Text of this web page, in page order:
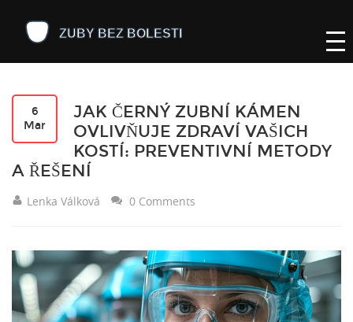
6
Mar
JAK ČERNÝ ZUBNÍ KÁMEN
OVLIVŇUJE ZDRAVÍ VAŠICH
KOSTÍ: PREVENTIVNÍ METODY
A ŘEŠENÍ
Lenka Válková 0 Comments